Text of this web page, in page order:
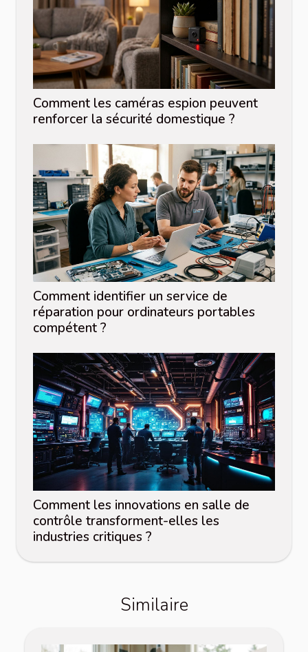
Comment les caméras espion peuvent
renforcer la sécurité domestique ?
Comment identifier un service de
réparation pour ordinateurs portables
compétent ?
Comment les innovations en salle de
contrôle transforment-elles les
industries critiques ?
Similaire